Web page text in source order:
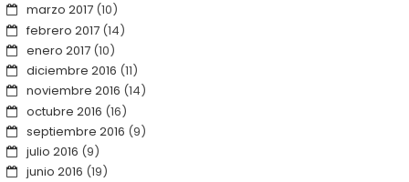
marzo 2017(10)
febrero 2017(14)
enero 2017(10)
diciembre 2016 (11)
noviembre 2016 (14)
octubre 2016 (16)
septiembre 2016 (9)
julio 2016 (9)
junio 2016 (19)